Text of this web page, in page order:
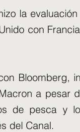
la
con
Bloomberg,
a pesar
de pesca y
del Canal.